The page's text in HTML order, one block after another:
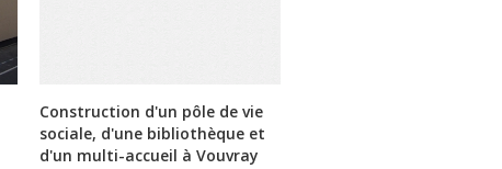
Construction d'un pôle de vie
sociale, d'une bibliothèque et
d'un multi-accueil à Vouvray